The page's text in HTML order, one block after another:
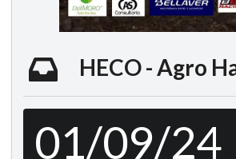
HECO - Agro
01/09/24